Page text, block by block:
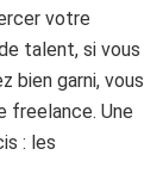
votre
talent, si vous
bien garni, vous
freelance. Une
: les